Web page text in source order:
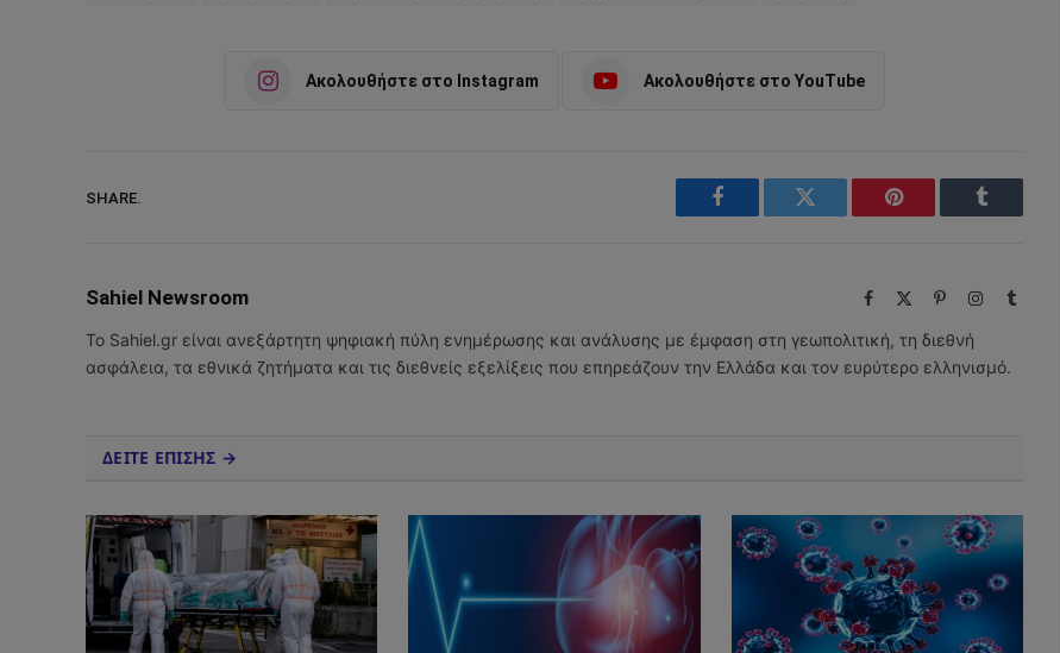
Ακολουθήστε στο Instagram Ακολουθήστε στο YouTube
SHARE.
Facebook Twitter Pinterest Tumblr
Sahiel Newsroom Facebook PinterestInstagram
Tumblr
Το Sahiel.gr είναι ανεξάρτητη ψηφιακή πύλη ενημέρωσης και ανάλυσης με έμφαση στη γεωπολιτική, τη διεθνή
ασφάλεια, τα εθνικά ζητήματα και τις διεθνείς εξελίξεις που επηρεάζουν την Ελλάδα και τον ευρύτερο ελληνισμό.
ΔΕΙΤΕ ΕΠΙΣΗΣ →